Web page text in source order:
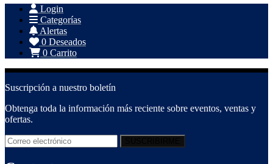
Login
Categorías
Alertas
0 Deseados
0 Carrito
Suscripción a nuestro boletín
Obtenga toda la información más reciente sobre eventos, ventas y
ofertas.